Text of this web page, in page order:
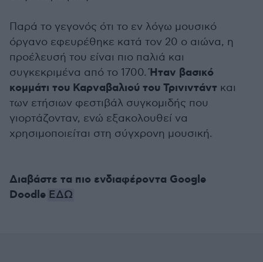
Παρά το γεγονός ότι το εν λόγω μουσικό
όργανο εφευρέθηκε κατά τον 20 ο αιώνα, η
προέλευσή του είναι πιο παλιά και
συγκεκριμένα από το 1700.Ήταν βασικό
κομμάτι του Καρναβαλιού του Τρινιντάντ και
των ετήσιων φεστιβάλ συγκομιδής που
γιορτάζονταν, ενώ εξακολουθεί να
χρησιμοποιείται στη σύγχρονη μουσική.
Διαβάστε τα πιο ενδιαφέροντα Google
Doodle ΕΔΩ